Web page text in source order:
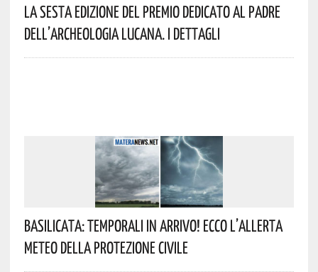
La Sesta Edizione Del Premio Dedicato Al Padre
Dell’archeologia Lucana. I Dettagli
Basilicata: Temporali In Arrivo! Ecco L’allerta
Meteo Della Protezione Civile